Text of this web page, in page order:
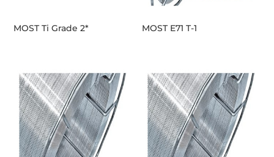
MOST Ti Grade 2* MOST E71 T-1